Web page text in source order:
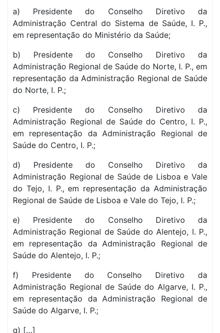
a) Presidente do Conselho Diretivo da
Administração Central do Sistema de Saúde, I. P.,
em representação do Ministério da Saúde;
b) Presidente do Conselho Diretivo da
Administração Regional de Saúde do Norte, I. P., em
representação da Administração Regional de Saúde
do Norte, I. P.;
c) Presidente do Conselho Diretivo da
Administração Regional de Saúde do Centro, I. P.,
em representação da Administração Regional de
Saúde do Centro, I. P.;
d) Presidente do Conselho Diretivo da
Administração Regional de Saúde de Lisboa e Vale
do Tejo, I. P., em representação da Administração
Regional de Saúde de Lisboa e Vale do Tejo, I. P.;
e) Presidente do Conselho Diretivo da
Administração Regional de Saúde do Alentejo, I. P.,
em representação da Administração Regional de
Saúde do Alentejo, I. P.;
f) Presidente do Conselho Diretivo da
Administração Regional de Saúde do Algarve, I. P.,
em representação da Administração Regional de
Saúde do Algarve, I. P.;
g) […]